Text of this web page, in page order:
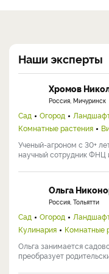
Наши эксперты
Хромов
Россия, Мичуринск
Сад Огород
Комнатные растения
Ученый-агроном с 30+
научный сотрудник ФНЦ
Ольга
Россия, Тольятти
Сад Огород
Кулинария
Комнатные
Ольга занимается
преобразует